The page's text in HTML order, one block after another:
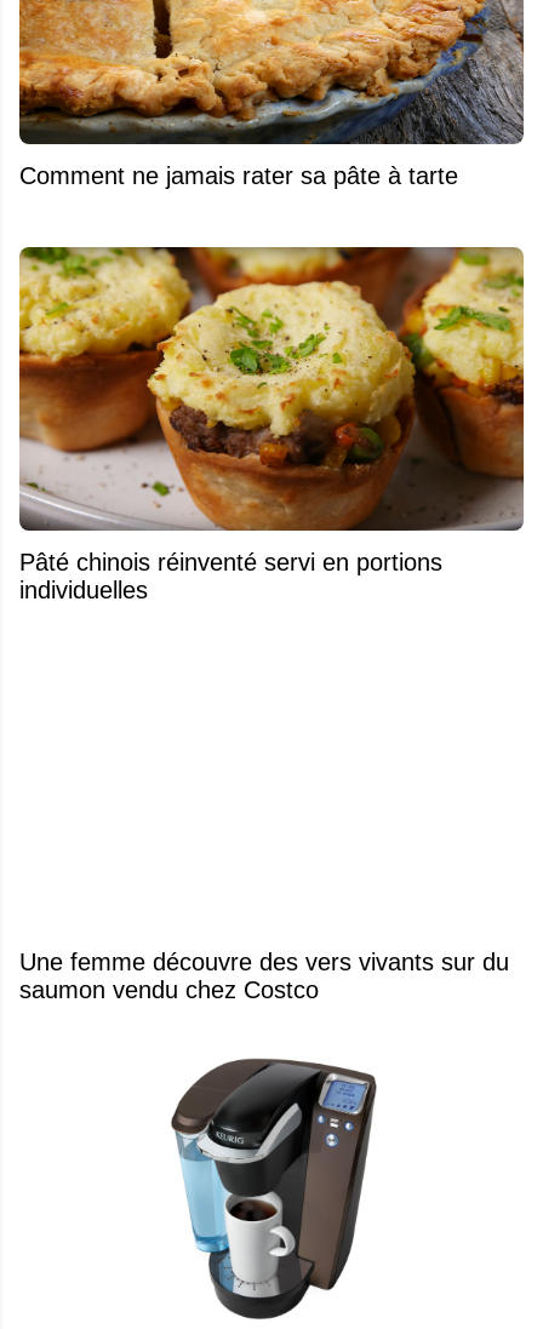
Comment ne jamais rater sa pâte à tarte
Pâté chinois réinventé servi en portions
individuelles
Une femme découvre des vers vivants sur du
saumon vendu chez Costco